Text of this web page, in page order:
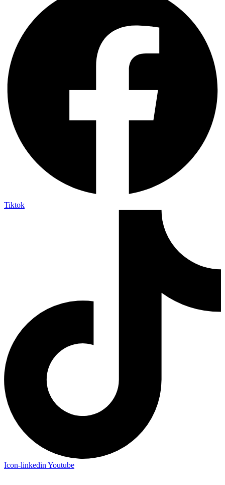
Tiktok
Icon-linkedin Youtube